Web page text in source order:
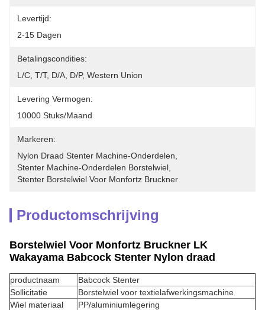
Levertijd:
2-15 Dagen
Betalingscondities:
L/C, T/T, D/A, D/P, Western Union
Levering Vermogen:
10000 Stuks/maand
Markeren:
Nylon Draad Stenter Machine-Onderdelen
Stenter Machine-Onderdelen Borstelwiel
Stenter Borstelwiel Voor Monfortz Bruckner
Productomschrijving
Borstelwiel Voor Monfortz Bruckner LK
Wakayama Babcock Stenter Nylon draad
productnaam
Babcock Stenter
Sollicitatie
Borstelwiel voor textielafwerkingsmachine
Wiel materiaal
PP/aluminiumlegering